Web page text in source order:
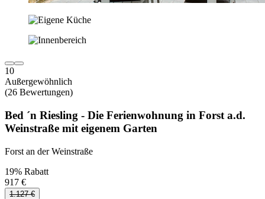
10
Außergewöhnlich
(26 Bewertungen)
Bed ´n Riesling - Die Ferienwohnung in Forst a.d.
Weinstraße mit eigenem Garten
Forst an der Weinstraße
19% Rabatt
917 €
1.127 €